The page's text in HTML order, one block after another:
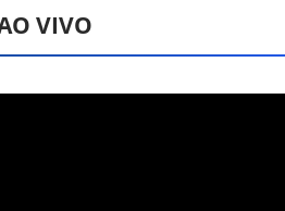
VIVO